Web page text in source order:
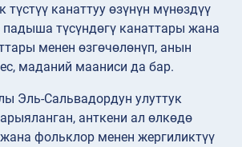
түстүү канаттуу өзүнүн мүнөздүү
түсүндөгү канаттары жана
менен өзгөчөлөнүп, анын
маданий мааниси да бар.
Эль-Сальвадордун улуттук
анткени ал өлкөдө
фольклор менен жергиликтүү